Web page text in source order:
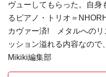
ヴューしてもらった。自身
るピアノ・トリオ＝
カヴァー済! メタルへのリ
ッション溢れる内容なの
Mikiki編集部